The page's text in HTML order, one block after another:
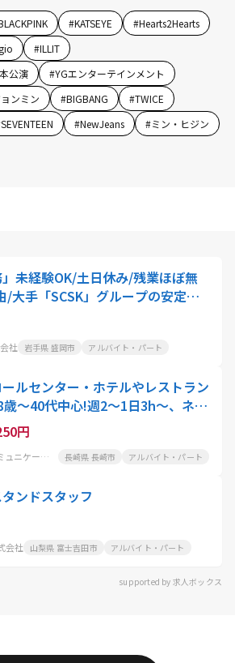
#KATSEYE #Hearts2Hearts
#ILLIT
公演 #YGエンターテインメント
ンミン #BIGBANG #TWICE
SEVENTEEN #NewJeans #ミン・ヒジン
」未経験OK/土日休み/残業ほぼ無
/大手「SCSK」グループの安定基
社 岩手県 盛岡市 アルバイト・パート
ルセンター・ホテルやレストラン
～40代中心!週2～1日3h～、ネイ
円
株式会社ジャパネットコミュニケーションズ長崎スタジアムシティ 長崎県 長崎市 アルバイト・パート
ンドスタッフ
会社 山梨県 富士吉田市 アルバイト・パート
supported by 求人ボックス